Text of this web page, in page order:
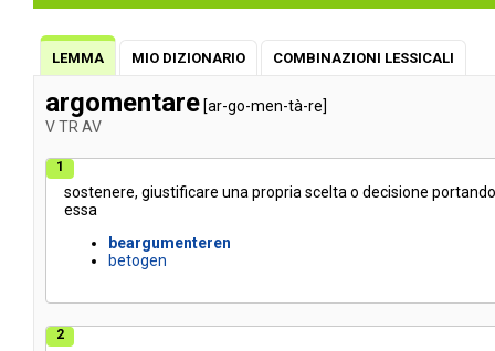
LEMMA MIO DIZIONARIO COMBINAZIONI LESSICALI
argomentare [ar-go-men-tà-re]
VTR AV
1
sostenere, giustificare una propria scelta o decisione portando
essa
beargumenteren
betogen
2